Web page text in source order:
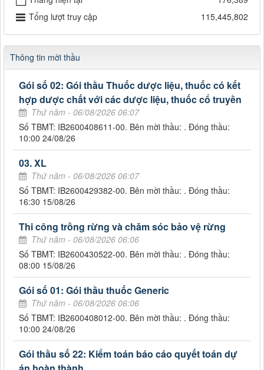
Tổng lượt truy cập
115,445,802
Thông tin mời thầu
Gói số 02: Gói thầu Thuốc dược liệu, thuốc có kết
hợp dược chất với các dược liệu, thuốc cổ truyền
Thứ năm - 06/08/2026 06:07
Số TBMT: IB2600408611-00. Bên mời thầu: . Đóng thầu:
10:00 24/08/26
03. XL
Thứ năm - 06/08/2026 06:07
Số TBMT: IB2600429382-00. Bên mời thầu: . Đóng thầu:
16:30 15/08/26
Thi công trồng rừng và chăm sóc bảo vệ rừng
Thứ năm - 06/08/2026 06:06
Số TBMT: IB2600430522-00. Bên mời thầu: . Đóng thầu:
08:00 15/08/26
Gói số 01: Gói thầu thuốc Generic
Thứ năm - 06/08/2026 06:06
Số TBMT: IB2600408012-00. Bên mời thầu: . Đóng thầu:
10:00 24/08/26
Gói thầu số 22: Kiểm toán báo cáo quyết toán dự